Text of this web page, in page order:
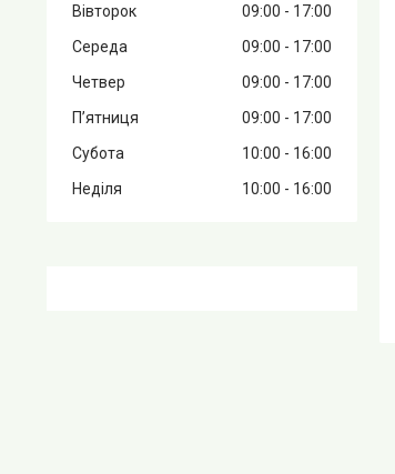
Вівторок
09:00
17:00
Середа
09:00
17:00
Четвер
09:00
17:00
Пʼятниця
09:00
17:00
Субота
10:00
16:00
Неділя
10:00 16:00